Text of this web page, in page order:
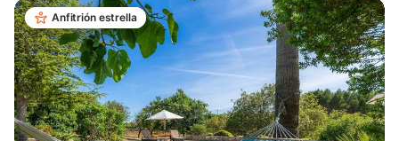
Anfitrión estrella